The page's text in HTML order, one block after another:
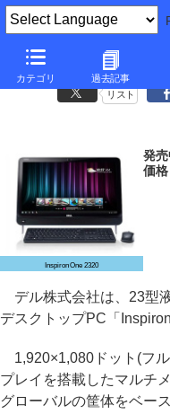
カテゴリ 過去記事
デル、23型フル
リスト
Inspiron One 2320
発売
価
デル株式会社は、23型
デスクトップPC「
1,920×1,080ドット(フ
プレイを搭載したマルチ
グローバルの筐体をベー